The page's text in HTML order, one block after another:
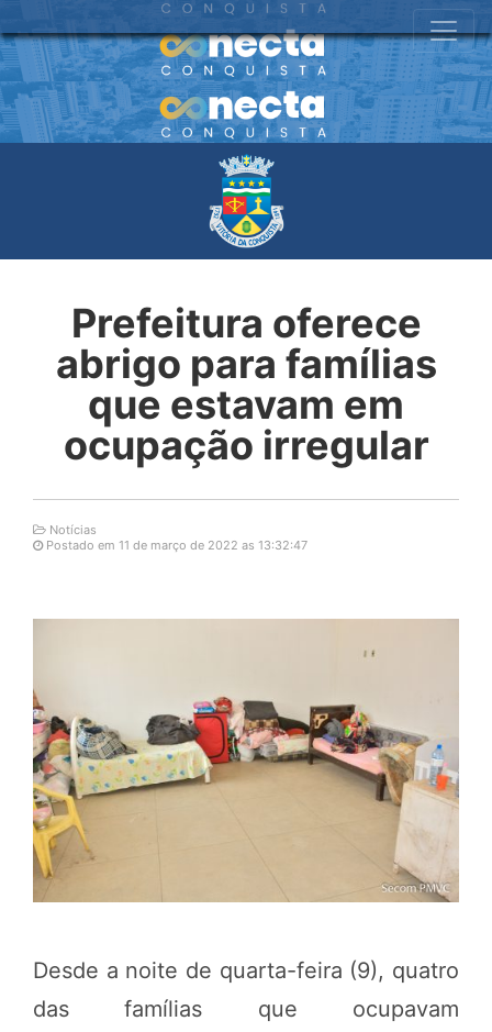
Prefeitura oferece
abrigo para famílias
que estavam em
ocupação irregular
Notícias
Postado em 11 de março de 2022 as 13:32:47
Desde a noite de quarta-feira (9), quatro
das famílias que ocupavam